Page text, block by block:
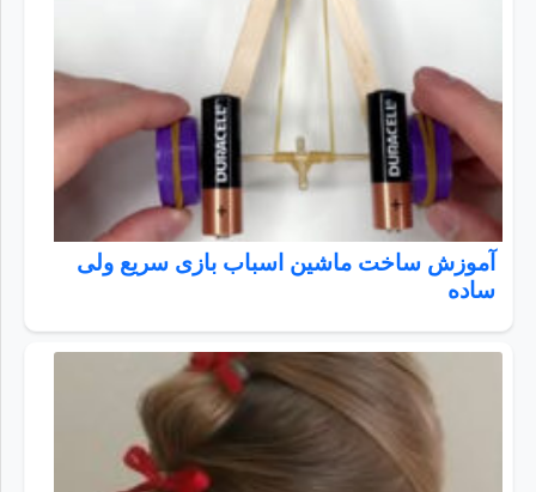
آموزش ساخت ماشین اسباب بازی سریع ولی
ساده